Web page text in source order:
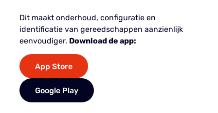
Dit maakt onderhoud, configuratie en
identificatie van gereedschappen aanzienlijk
eenvoudiger. Download de app:
App Store
Google Play